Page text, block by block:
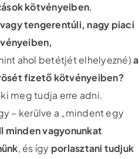
kötvényeiben,
tengerentúli, nagy piaci
ahol betétjét elhelyezné)a
fizető kötvényeiben?
meg tudja erre adni.
– kerülve a „mindent egy
minden vagyonunkat
, és így porlasztani tudjuk